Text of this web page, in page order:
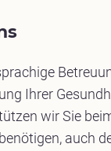
Ihrer
wir Sie
auch